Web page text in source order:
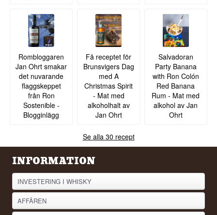
Rombloggaren
Jan Ohrt smakar
det nuvarande
flaggskeppet
från Ron
Sostenible -
Blogginlägg
Få receptet för
Brunsvigers Dag
med A
Christmas Spirit
- Mat med
alkoholhalt av
Jan Ohrt
Salvadoran
Party Banana
with Ron Colón
Red Banana
Rum - Mat med
alkohol av Jan
Ohrt
Se alla 30 recept
INFORMATION
INVESTERING I WHISKY
AFFÄREN